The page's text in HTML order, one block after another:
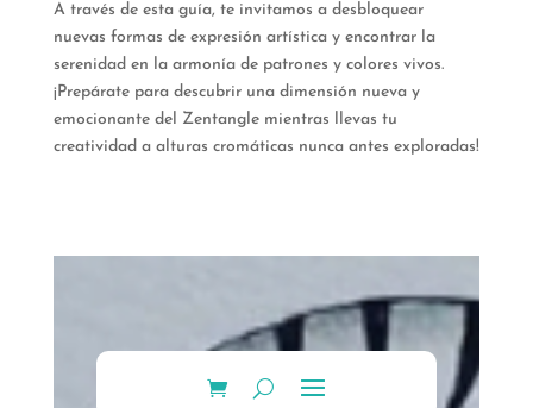
A través de esta guía, te invitamos a desbloquear
nuevas formas de expresión artística y encontrar la
serenidad en la armonía de patrones y colores vivos.
¡Prepárate para descubrir una dimensión nueva y
emocionante del Zentangle mientras llevas tu
creatividad a alturas cromáticas nunca antes exploradas!